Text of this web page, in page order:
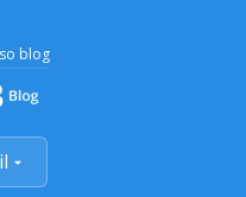
blog